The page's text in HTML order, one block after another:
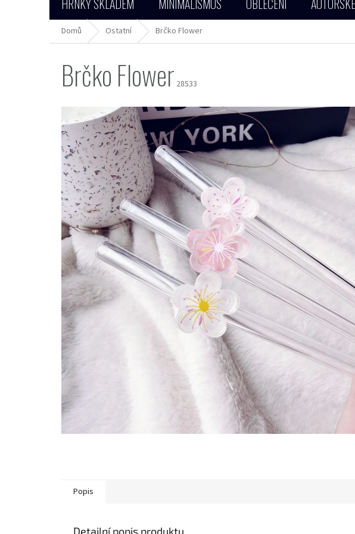
HRNKY SKLADEM MINIMALISMUS OBLEČENÍ
Domů Ostatní Brčko Flower
Brčko Flower 28533
Popis
Detailní popis produktu